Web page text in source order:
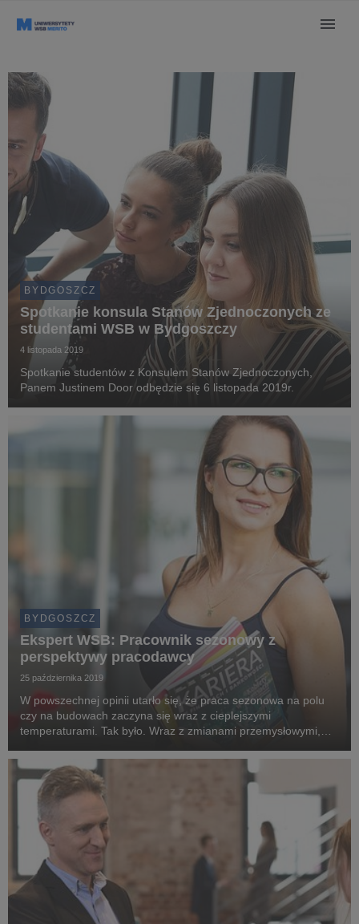
BYDGOSZCZ
Spotkanie konsula Stanów Zjednoczonych ze
studentami WSB w Bydgoszczy
4 listopada 2019
Spotkanie studentów z Konsulem Stanów Zjednoczonych,
Panem Justinem Door odbędzie się 6 listopada 2019r.
BYDGOSZCZ
Ekspert WSB: Pracownik sezonowy z
perspektywy pracodawcy
25 października 2019
W powszechnej opinii utarło się, że praca sezonowa na polu
czy na budowach zaczyna się wraz z cieplejszymi
temperaturami. Tak było. Wraz z zmianami przemysłowymi,
oznacza już zupełnie co innego niż np. 50 lat temu....